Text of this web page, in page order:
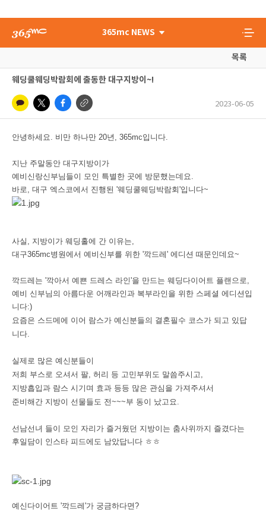
365mc NEWS
목록
웨딩쿨웨딩박람회에 출동한 대구지방이~!
2023-06-05
안녕하세요. 비만 하나만 20년, 365mc입니다.
지난 주말동안 대구지방이가
예비신랑신부님들이 모인 특별한 곳에 방문했는데요.
바로, 대구 엑스코에서 진행된 '웨딩쿨웨딩박람회'입니다~
사실, 지방이가 웨딩홀에 간 이유는,
대구365mc병원에서 예비신부를 위한 '깍드레' 에디션 때문인데요~
깍드레는 '깍아서 예쁜 드레스 라인'을 만드는 웨딩다이어트 플랜으로,
예비 신부님의 아름다운 어깨라인과 복부라인을 위한 스페셜 에디션입
니다:)
요즘은 스드메에 이어 람스가 예신분들의 결혼필수 코스가 되고 있답
니다.
실제로 많은 예신분들이
저희 부스로 오셔서 팔, 허리 등 고민부위도 말씀주시고,
지방흡입과 람스 시기며 효과 등등 많은 관심을 가져주셔서
준비해간 지방이 선물들도 전~~~부 동이 났고요.
선남선녀 들이 모인 자리가 즐거웠던 지방이는 춤사위까지 즐겼다는
후일담이 인스타 피드에도 남았답니다 ㅎㅎ
예신다이어트 '깍드레'가 궁금하다면?